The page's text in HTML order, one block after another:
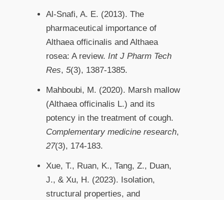
Al-Snafi, A. E. (2013). The
pharmaceutical importance of
Althaea officinalis and Althaea
rosea: A review.Int J Pharm Tech
Res,5(3), 1387-1385.
Mahboubi, M. (2020). Marsh mallow
(Althaea officinalis L.) and its
potency in the treatment of cough.
Complementary medicine research,
27(3), 174-183.
Xue, T., Ruan, K., Tang, Z., Duan,
J., & Xu, H. (2023). Isolation,
structural properties, and